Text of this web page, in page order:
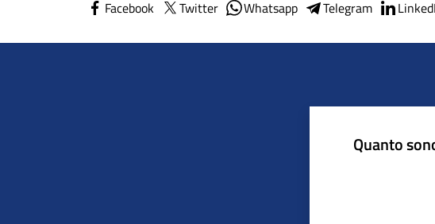
Facebook Twitter Whatsapp Telegram
Quanto